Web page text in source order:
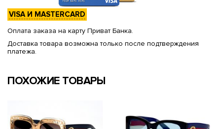
VISA И MASTERCARD
Оплата заказа на карту Приват Банка.
Доставка товара возможна только после подтверждения
платежа.
ПОХОЖИЕ ТОВАРЫ